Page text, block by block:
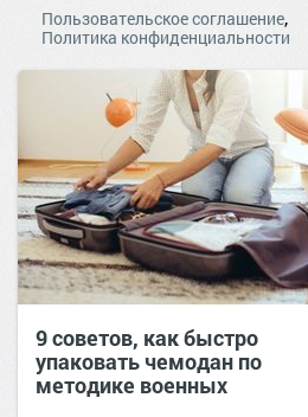
Пользовательское соглашение,
Политика конфиденциальности
9 советов, как быстро
упаковать чемодан по
методике военных